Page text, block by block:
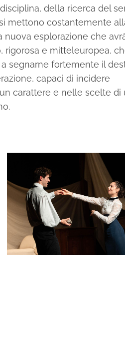
della ricerca del
mettono costantemente
nuova esplorazione che
rigorosa e mitteleuropea,
segnarne fortemente il
capaci di incidere
carattere e nelle scelte di